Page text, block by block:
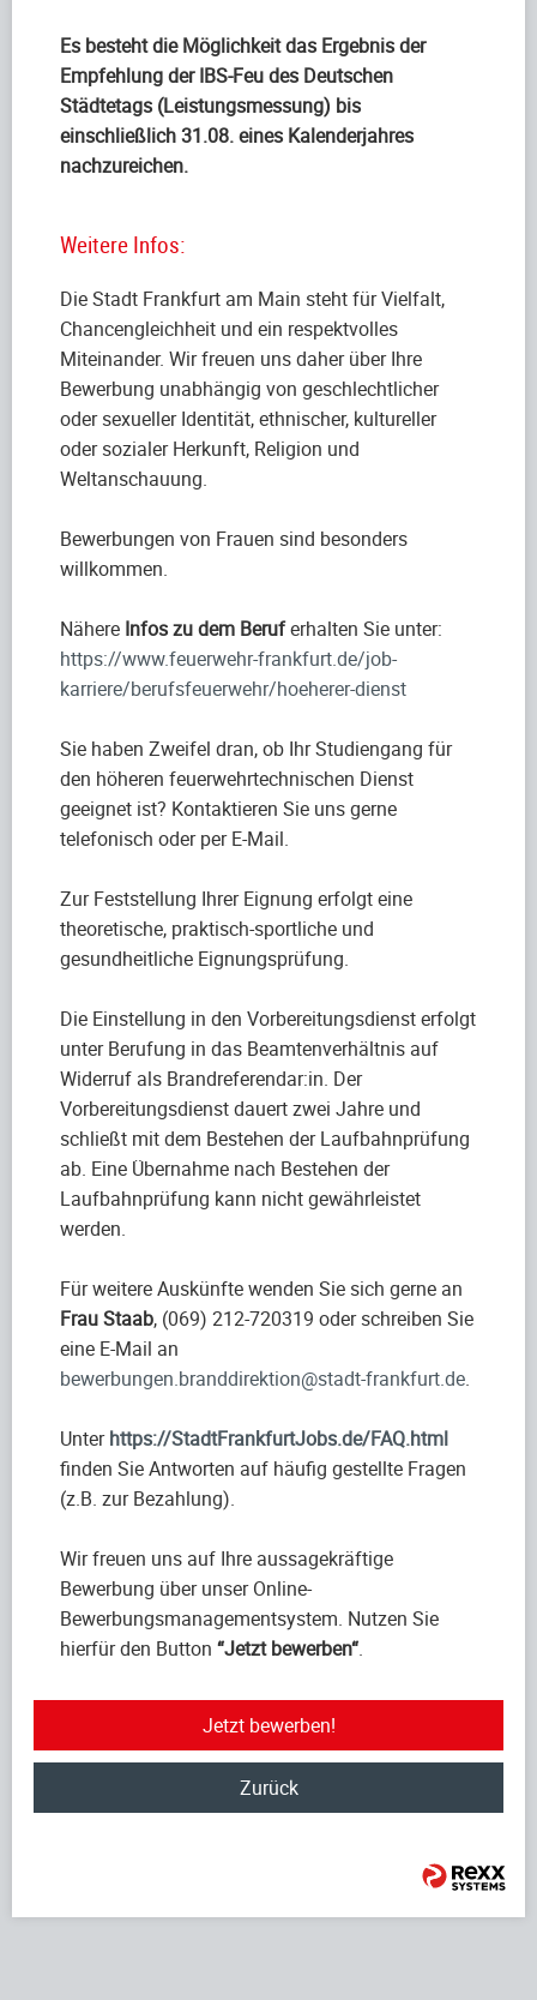
Es besteht die Möglichkeit das Ergebnis der
Empfehlung der IBS-Feu des Deutschen
Städtetags (Leistungsmessung) bis
einschließlich 31.08. eines Kalenderjahres
nachzureichen.
Weitere Infos:
Die Stadt Frankfurt am Main steht für Vielfalt,
Chancengleichheit und ein respektvolles
Miteinander. Wir freuen uns daher über Ihre
Bewerbung unabhängig von geschlechtlicher
oder sexueller Identität, ethnischer, kultureller
oder sozialer Herkunft, Religion und
Weltanschauung.
Bewerbungen von Frauen sind besonders
willkommen.
Nähere Infos zu dem Beruferhalten Sie unter:
https://www.feuerwehr-frankfurt.de/job-
karriere/berufsfeuerwehr/hoeherer-dienst
Sie haben Zweifel dran, ob Ihr Studiengang für
den höheren feuerwehrtechnischen Dienst
geeignet ist? Kontaktieren Sie uns gerne
telefonisch oder per E-Mail.
Zur Feststellung Ihrer Eignung erfolgt eine
theoretische, praktisch-sportliche und
gesundheitliche Eignungsprüfung.
Die Einstellung in den Vorbereitungsdienst erfolgt
unter Berufung in das Beamtenverhältnis auf
Widerruf als Brandreferendar:in. Der
Vorbereitungsdienst dauert zwei Jahre und
schließt mit dem Bestehen der Laufbahnprüfung
ab. Eine Übernahme nach Bestehen der
Laufbahnprüfung kann nicht gewährleistet
werden.
Für weitere Auskünfte wenden Sie sich gerne an
Frau Staab, (069) 212-720319 oder schreiben Sie
eine E-Mail an
bewerbungen.branddirektion@stadt-frankfurt.de.
Unter https://StadtFrankfurtJobs.de/FAQ.html
finden Sie Antworten auf häufig gestellte Fragen
(z.B. zur Bezahlung).
Wir freuen uns auf Ihre aussagekräftige
Bewerbung über unser Online-
Bewerbungsmanagementsystem. Nutzen Sie
hierfür den Button “Jetzt bewerben“.
Jetzt bewerben!
Zurück